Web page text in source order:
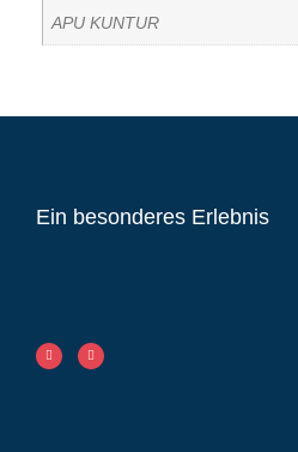
APU KUNTUR
Ein besonderes Erlebnis